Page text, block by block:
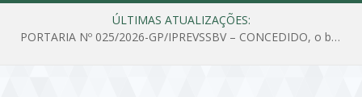
ÚLTIMAS ATUALIZAÇÕES:
PORTARIA Nº 025/2026-GP/IPREVSSBV – CONCEDIDO, o benefício de PENSÃO a MARIA ESTELA DOS SANTOS SOUZA